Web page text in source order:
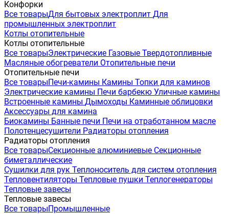
Конфорки
Все товарыДля бытовых электроплит Для
промышленных электроплит
Котлы отопительные
Котлы отопительные
Все товарыЭлектрические Газовые Твердотопливные
Масляные обогреватели Отопительные печи
Отопительные печи
Все товарыПечи-камины Камины Топки для каминов
Электрические камины Печи барбекю Уличные камины
Встроенные камины Дымоходы Каминные облицовки
Аксессуары для камина
Биокамины Банные печи Печи на отработанном масле
Полотенцесушители Радиаторы отопления
Радиаторы отопления
Все товарыСекционные алюминиевые Секционные
биметаллические
Сушилки для рук Теплоноситель для систем отопления
Тепловентиляторы Тепловые пушки Теплогенераторы
Тепловые завесы
Тепловые завесы
Все товарыПромышленные